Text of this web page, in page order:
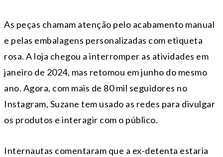
As peças chamam atenção pelo acabamento manual
e pelas embalagens personalizadas com etiqueta
rosa. A loja chegou a interromper as atividades em
janeiro de 2024, mas retomou em junho do mesmo
ano. Agora, com mais de 80 mil seguidores no
Instagram, Suzane tem usado as redes para divulgar
os produtos e interagir com o público.
Internautas comentaram que a ex-detenta estaria